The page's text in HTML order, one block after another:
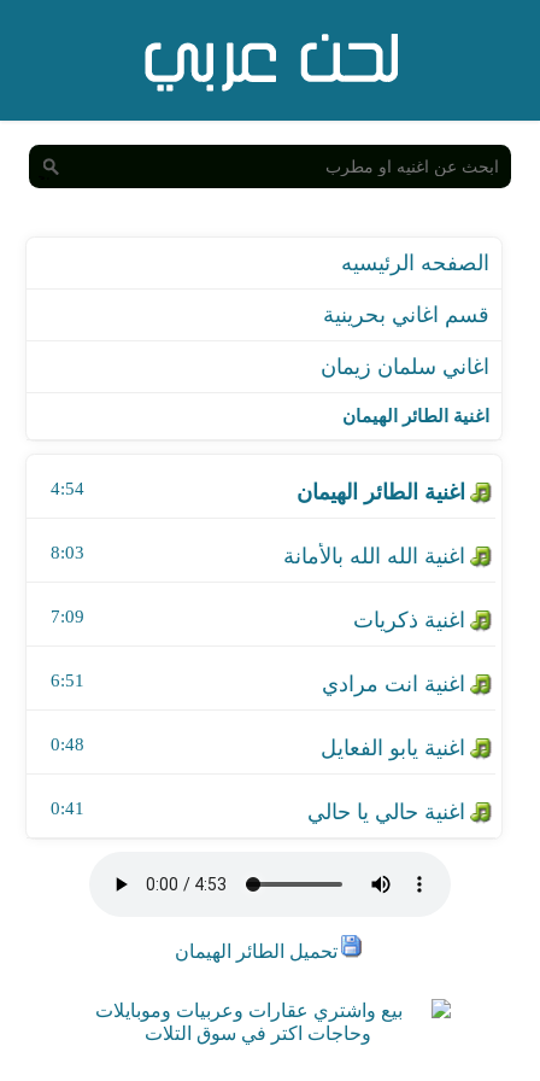
قسم اغاني بحرينية
اغاني سلمان زيمان
اغنية الطائر الهيماناغنية الطائر الهيمان
4:54
8:03
7:09
اغنية انت مرادي
6:51
اغنية يابو الفعايل
0:48
اغنية حالي يا حالي
0:41
تحميل الطائر الهيمان